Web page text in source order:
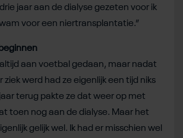
drie jaar aan de dialyse gezeten voor ik
voor een niertransplantatie.”
aan voetbal gedaan, maar nadat
ziek werd had ze eigenlijk een tijd niks
terug pakte ze dat weer op met
toen nog aan de dialyse. Maar het
gelijk wel. Ik had er misschien wel